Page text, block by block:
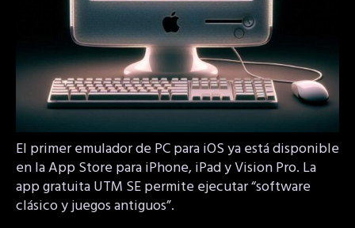
El primer emulador de PC para iOS ya está disponible
en la App Store para iPhone, iPad y Vision Pro. La
app gratuita UTM SE permite ejecutar “software
clásico y juegos antiguos”.